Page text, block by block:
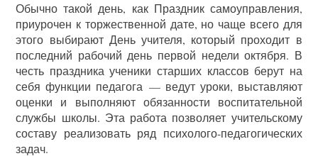
Обычно такой день, как Праздник самоуправления,
приурочен к торжественной дате, но чаще всего для
этого выбирают День учителя, который проходит в
последний рабочий день первой недели октября. В
честь праздника ученики старших классов берут на
себя функции педагога — ведут уроки, выставляют
оценки и выполняют обязанности воспитательной
службы школы. Эта работа позволяет учительскому
составу реализовать ряд психолого-педагогических
задач.